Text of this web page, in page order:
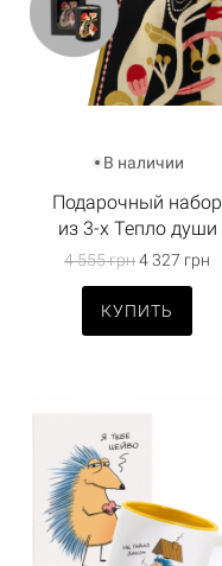
В наличии
Подарочный набор
из 3-х Тепло души
4 555 грн4 327 грн
КУПИТЬ